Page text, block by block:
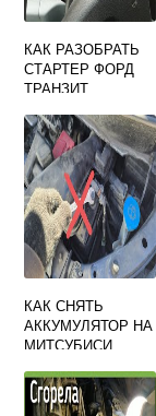
КАК РАЗОБРАТЬ
СТАРТЕР ФОРД
ТРАНЗИТ
КАК СНЯТЬ
АККУМУЛЯТОР НА
МИТСУБИСИ